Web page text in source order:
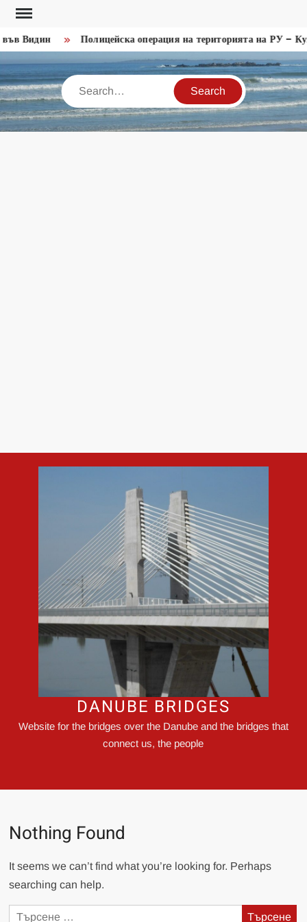
Skip
content
Видин Полицейска операция на територията на РУ –
Search
DANUBE BRIDGES
Website for the bridges over the Danube and the bridges that
connect us, the people
Nothing Found
It seems we can’t find what you’re looking for. Perhaps
searching can help.
Търсене